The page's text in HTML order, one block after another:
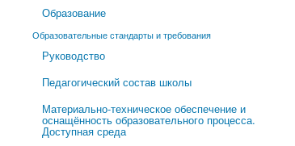
Образование
Образовательные стандарты и требования
Руководство
Педагогический состав школы
Материально-техническое обеспечение и
оснащённость образовательного процесса.
Доступная среда